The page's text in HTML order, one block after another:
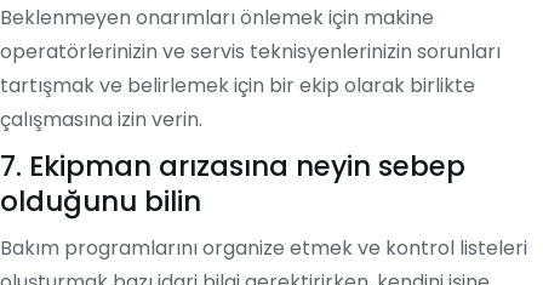
Beklenmeyen onarımları önlemek için makine
operatörlerinizin ve servis teknisyenlerinizin sorunları
tartışmak ve belirlemek için bir ekip olarak birlikte
çalışmasına izin verin.
7. Ekipman arızasına neyin sebep
olduğunu bilin
Bakım programlarını organize etmek ve kontrol listeleri